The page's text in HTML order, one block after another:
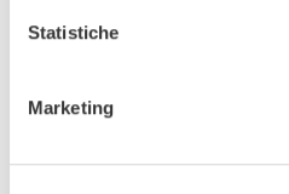
Statistiche
Marketing
Uso